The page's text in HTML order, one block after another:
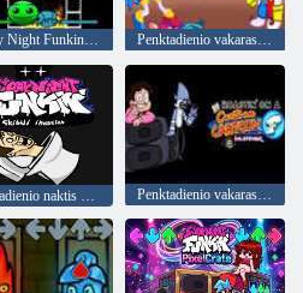
Friday Night Funkin’ Lobotomy Dash Funkin Penktadienio vakaras Funkinas ': Funkinas skaitmeninėje naktį
Penktadienio naktis Funkin Skibidi invazija Penktadienio vakaras Funkin' Roastin' animacinio filmo penktadienį